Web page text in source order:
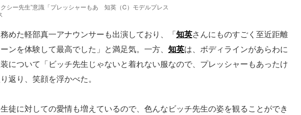
シー先生”意識「プレッシャーもあ
知英（C）モデルプレス
めた軽部真一アナウンサーも出演しており、「知英さんにものすごく至近距離
ンを体験して最高でした」と満足気。一方、 知英は、ボディラインがあらわに
について「ビッチ先生じゃないと着れない服なので、プレッシャーもあったけ
返り、笑顔を浮かべた。
徒に対しての愛情も増えているので、色んなビッチ先生の姿を観ることができ